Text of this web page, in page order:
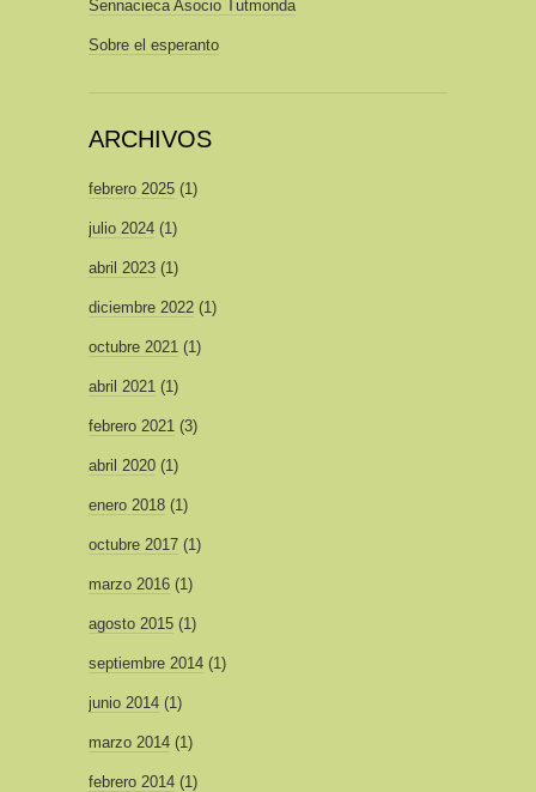
Sennacieca Asocio Tutmonda
Sobre el esperanto
ARCHIVOS
febrero 2025 (1)
julio 2024 (1)
abril 2023 (1)
diciembre 2022 (1)
octubre 2021 (1)
abril 2021 (1)
febrero 2021 (3)
abril 2020 (1)
enero 2018 (1)
octubre 2017 (1)
marzo 2016 (1)
agosto 2015 (1)
septiembre 2014 (1)
junio 2014 (1)
marzo 2014 (1)
febrero 2014 (1)